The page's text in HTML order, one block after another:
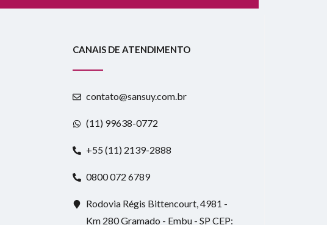
CANAIS DE ATENDIMENTO
contato@sansuy.com.br
(11) 99638-0772
+55 (11) 2139-2888
0800 072 6789
Rodovia Régis Bittencourt, 4981 -
Km 280 Gramado - Embu - SP CEP: